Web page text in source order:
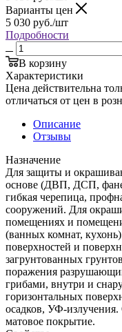
Варианты цен
5 030 руб./шт
Подробности
В корзину
Характеристики
Цена действительна
отличаться от цен в
Описание
Отзывы
Назначение
Для защиты и
основе (ДВП, ДСП,
гибкая черепица,
сооружений. Для
помещениях и
(ванных комнат,
поверхностей и
загрунтованных
поражения
грибами, внутри и
горизонтальных
осадков, УФ-
матовое покрытие.